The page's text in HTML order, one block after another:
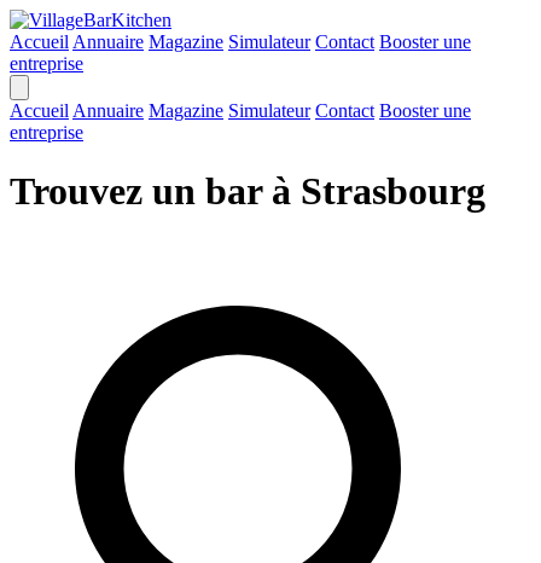
Accueil Annuaire Magazine Simulateur Contact Booster une
entreprise
Accueil Annuaire Magazine Simulateur Contact Booster une
entreprise
Trouvez un bar à Strasbourg